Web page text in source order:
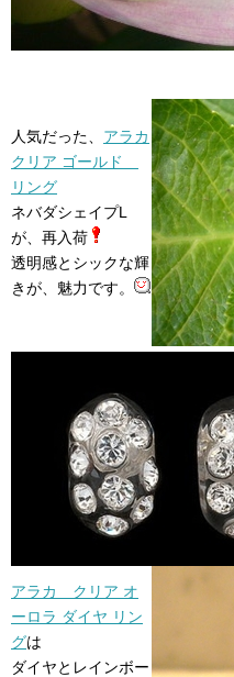
人気だった、 アラカ
クリア ゴールド
リング
ネバダシェイプL
が、再入荷
透明感とシックな輝
きが、魅力です。
アラカ クリア オ
ーロラ ダイヤ リン
グは
ダイヤとレインボー